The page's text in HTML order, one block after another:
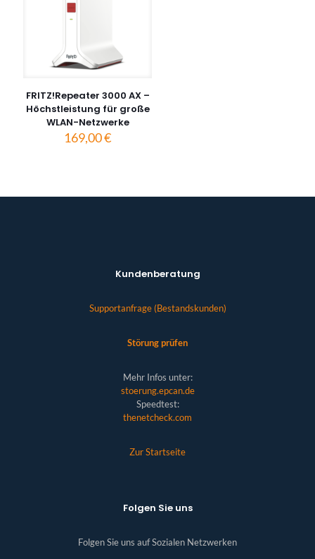
FRITZ!Repeater 3000 AX –
Höchstleistung für große
WLAN-Netzwerke
169,00€
Kundenberatung
Supportanfrage (Bestandskunden)
Störung prüfen
Mehr Infos unter:
stoerung.epcan.de
Speedtest:
thenetcheck.com
Zur Startseite
Folgen Sie uns
Folgen Sie uns auf Sozialen Netzwerken